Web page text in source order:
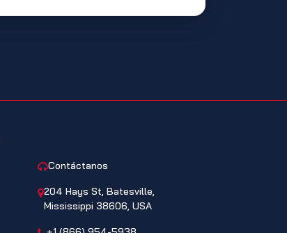
Contáctanos
204 Hays St, Batesville,
Mississippi 38606, USA